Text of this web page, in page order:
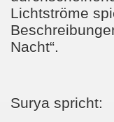
Lichtströme
Nacht“.
Surya spricht: